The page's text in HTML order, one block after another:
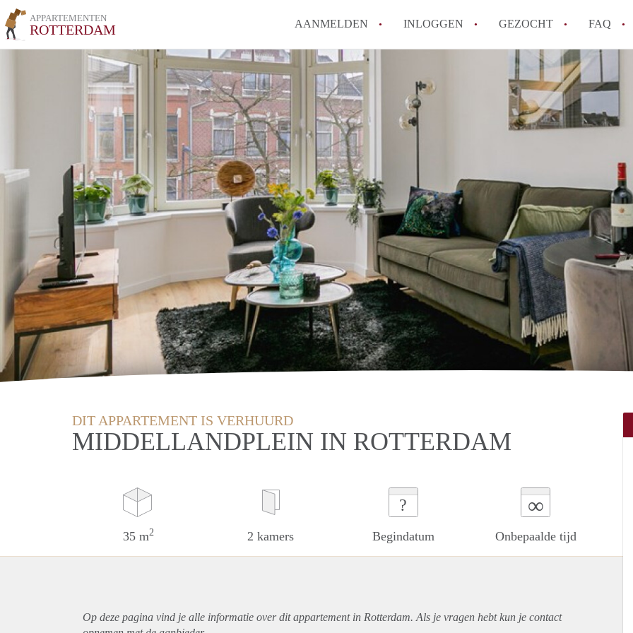
APPARTEMENTEN
ROTTERDAM AANMELDEN INLOGGEN GEZOCHT FAQ
How to translate AppartementRotterdam!
Wat is AppartementenRotterdam?
Hoeveel kost het om te reageren op een
Wat is de privacyverklaring van
makelaarsvergoeding/
Alle veelgestelde vragen
DIT APPARTEMENT IS VERHUURD
MIDDELLANDPLEIN IN ROTTERDAM
35 m2 2 kamers
?
Begindatum
∞
Onbepaalde tijd
Op deze pagina vind je alle informatie over ditappartementin Rotterdam. Als je vragen hebt kun je contact